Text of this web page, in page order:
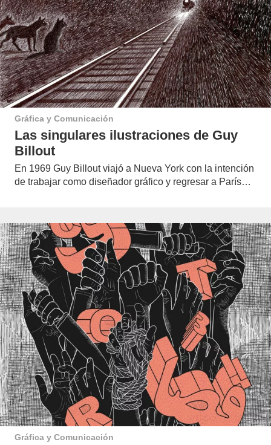
Gráfica y Comunicación
Las singulares ilustraciones de Guy
Billout
En 1969 Guy Billout viajó a Nueva York con la intención
de trabajar como diseñador gráfico y regresar a París…
Gráfica y Comunicación